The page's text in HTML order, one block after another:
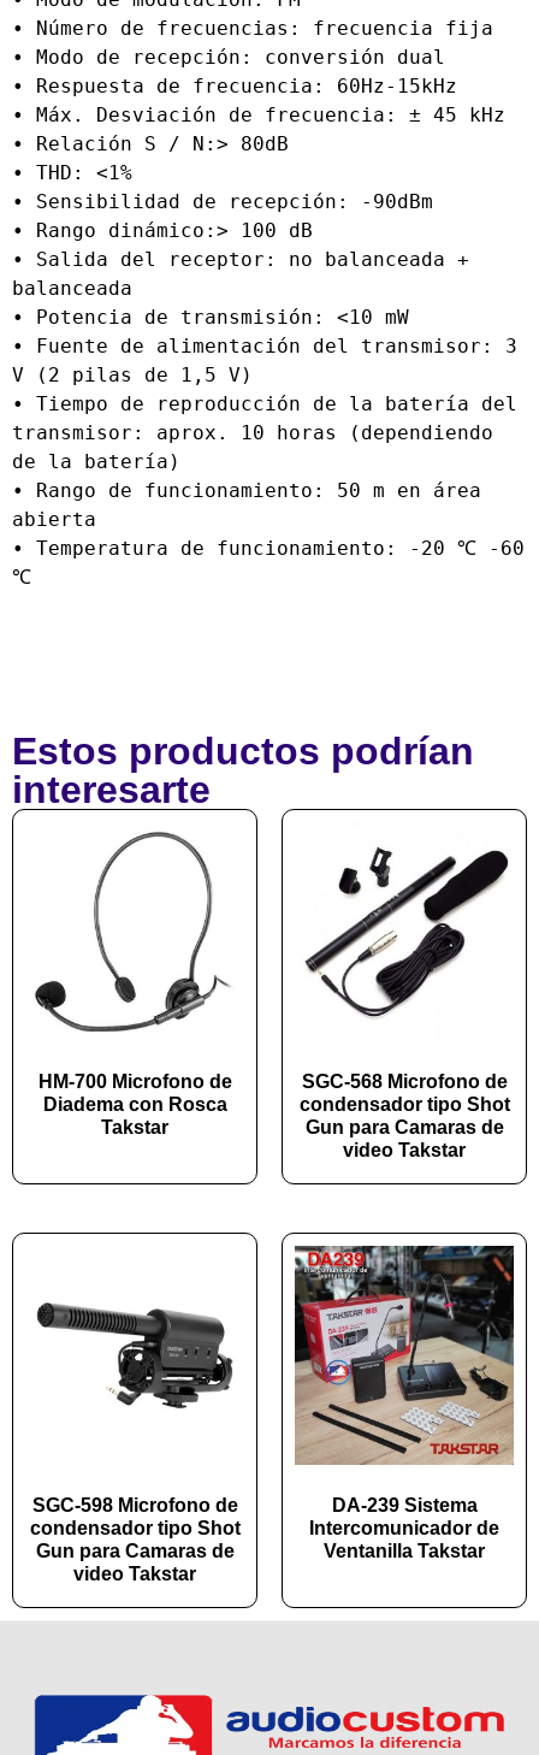
• Número de frecuencias: frecuencia fija
• Modo de recepción: conversión dual
• Respuesta de frecuencia: 60Hz-15kHz
• Máx. Desviación de frecuencia: ± 45 kHz
• Relación S / N:> 80dB
• THD: <1%
• Sensibilidad de recepción: -90dBm
• Rango dinámico:> 100 dB
• Salida del receptor: no balanceada +
balanceada
• Potencia de transmisión: <10 mW
• Fuente de alimentación del transmisor: 3
V (2 pilas de 1,5 V)
• Tiempo de reproducción de la batería del
transmisor: aprox. 10 horas (dependiendo
de la batería)
• Rango de funcionamiento: 50 m en área
abierta
• Temperatura de funcionamiento: -20 ℃ -60
℃
Estos productos podrían
interesarte
HM-700 Microfono de
Diadema con Rosca
Takstar
SGC-568 Microfono de
condensador tipo Shot
Gun para Camaras de
video Takstar
SGC-598 Microfono de
condensador tipo Shot
Gun para Camaras de
video Takstar
DA-239 Sistema
Intercomunicador de
Ventanilla Takstar